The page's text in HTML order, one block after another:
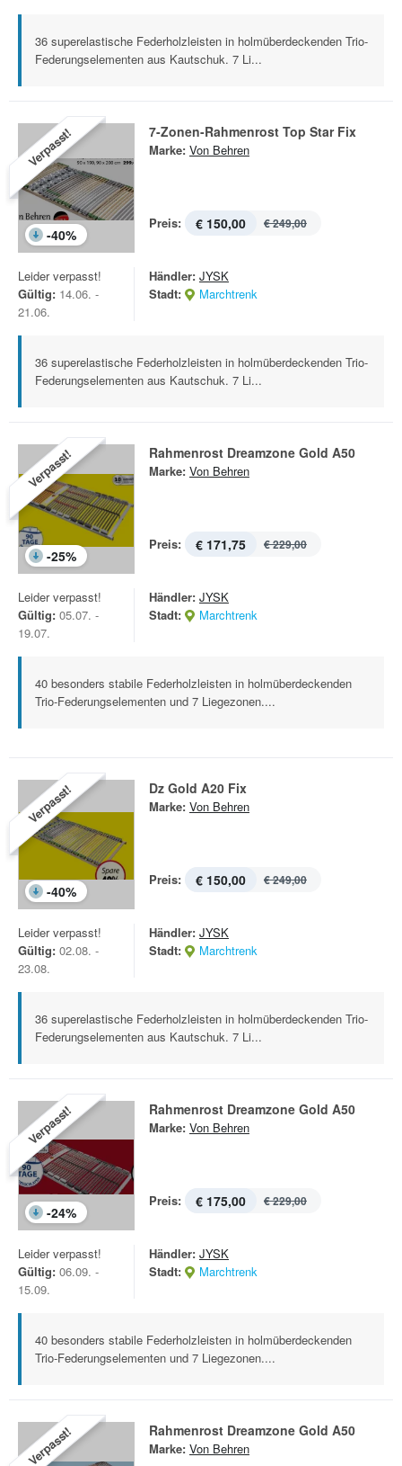
36 superelastische Federholzleisten in holmüberdeckenden Trio-
Federungselementen aus Kautschuk. 7 Li...
Verpasst!
-40%
7-Zonen-Rahmenrost Top Star Fix
Marke: Von Behren
Preis: € 150,00 € 249,00
Leider verpasst!
Gültig: 14.06. -
21.06.
Händler: JYSK
Stadt:
Marchtrenk
36 superelastische Federholzleisten in holmüberdeckenden Trio-
Federungselementen aus Kautschuk. 7 Li...
Verpasst!
-25%
Rahmenrost Dreamzone Gold A50
Marke: Von Behren
Preis: € 171,75 € 229,00
Leider verpasst!
Gültig: 05.07. -
19.07.
Händler: JYSK
Stadt:
Marchtrenk
40 besonders stabile Federholzleisten in holmüberdeckenden
Trio-Federungselementen und 7 Liegezonen....
Verpasst!
-40%
Dz Gold A20 Fix
Marke: Von Behren
Preis: € 150,00 € 249,00
Leider verpasst!
Gültig: 02.08. -
23.08.
Händler: JYSK
Stadt:
Marchtrenk
36 superelastische Federholzleisten in holmüberdeckenden Trio-
Federungselementen aus Kautschuk. 7 Li...
Verpasst!
-24%
Rahmenrost Dreamzone Gold A50
Marke: Von Behren
Preis: € 175,00 € 229,00
Leider verpasst!
Gültig: 06.09. -
15.09.
Händler: JYSK
Stadt:
Marchtrenk
40 besonders stabile Federholzleisten in holmüberdeckenden
Trio-Federungselementen und 7 Liegezonen....
Verpasst! Rahmenrost Dreamzone Gold A50
Marke: Von Behren